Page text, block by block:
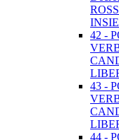
42 -
43 -
44 -